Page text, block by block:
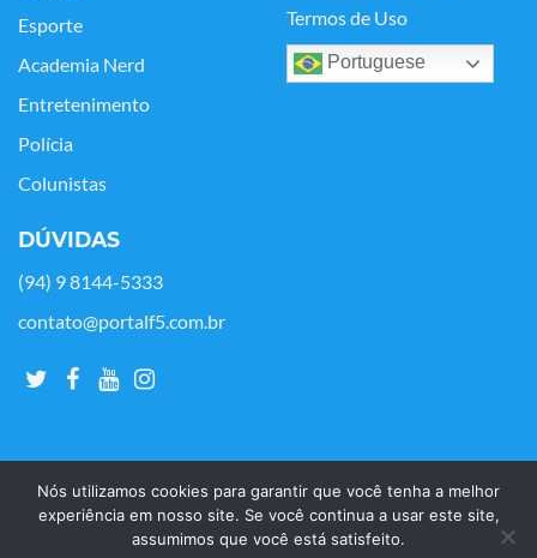
Esporte
Academia Nerd
Entretenimento
Polícia
Colunistas
Termos de Uso
Portuguese
DÚVIDAS
(94) 9 8144-5333
contato@portalf5.com.br
Nós utilizamos cookies para garantir que você tenha a melhor
experiência em nosso site. Se você continua a usar este site,
assumimos que você está satisfeito.